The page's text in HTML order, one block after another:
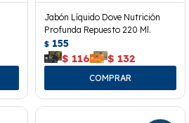
Jabón Líquido Dove Nutrición
Profunda Repuesto 220 Ml.
$ 155
$ 116 $ 132